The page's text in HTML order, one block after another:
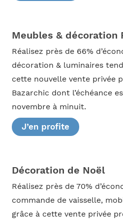
Meubles & décoration
Réalisez près de 66%
décoration & luminaires
cette nouvelle vente privée
Bazarchic dont l’échéance
novembre à minuit.
J’en profite
Décoration de Noël
Réalisez près de 70%
commande de vaisselle,
grâce à cette vente privée